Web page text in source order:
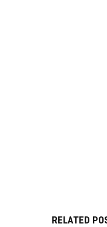
RELATED